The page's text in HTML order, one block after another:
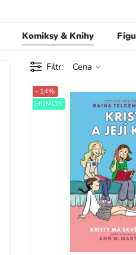
Komiksy & Knihy
Filtr Cena
- 14%
HUMOR